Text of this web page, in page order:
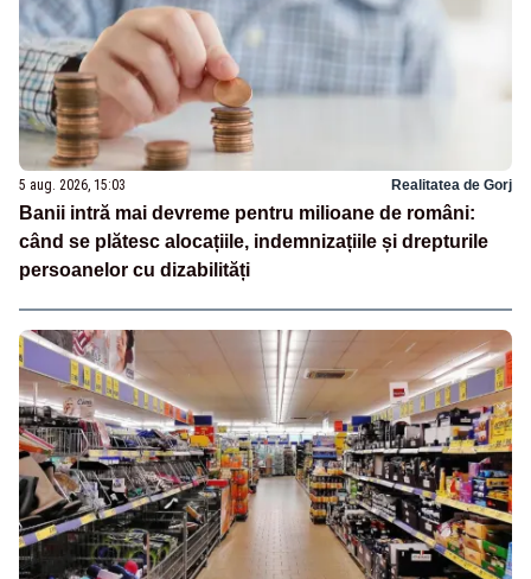
5 aug. 2026, 15:03 Realitatea de Gorj
Banii intră mai devreme pentru milioane de români:
când se plătesc alocațiile, indemnizațiile și drepturile
persoanelor cu dizabilități